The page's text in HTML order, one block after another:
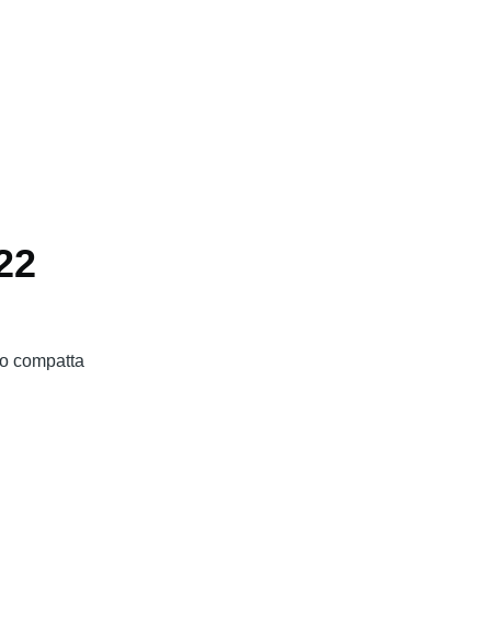
compatta